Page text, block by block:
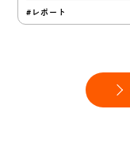
#レポート